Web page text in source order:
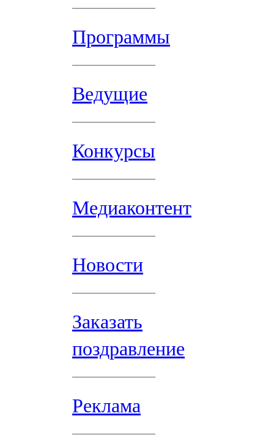
Программы
Ведущие
Конкурсы
Медиаконтент
Новости
Заказать
поздравление
Реклама